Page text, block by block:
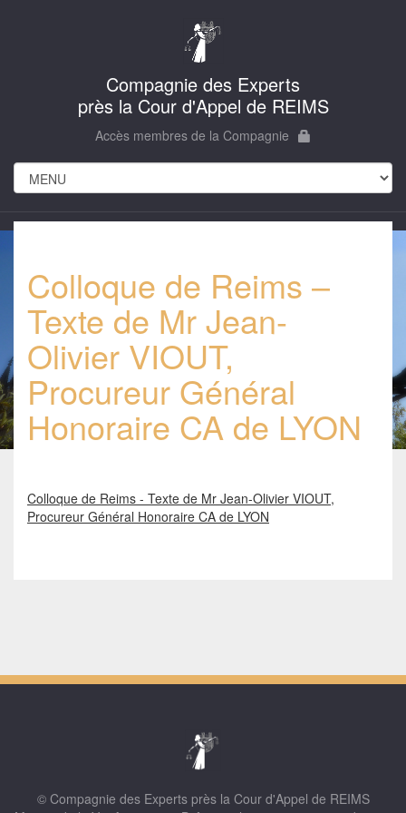
Compagnie des Experts
près la Cour d'Appel de REIMS
Accès membres de la Compagnie
Colloque de Reims –
Texte de Mr Jean-
Olivier VIOUT,
Procureur Général
Honoraire CA de LYON
Colloque de Reims - Texte de Mr Jean-Olivier VIOUT,
Procureur Général Honoraire CA de LYON
© Compagnie des Experts près la Cour d'Appel de REIMS